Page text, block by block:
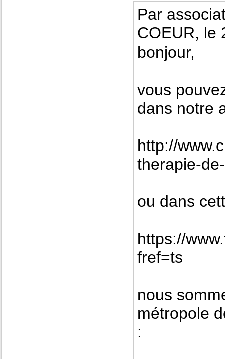
Par
COEUR, le
bonjour,
vous
dans notre
http://
therapie-
ou dans
https://
fref=ts
nous
métropole
: